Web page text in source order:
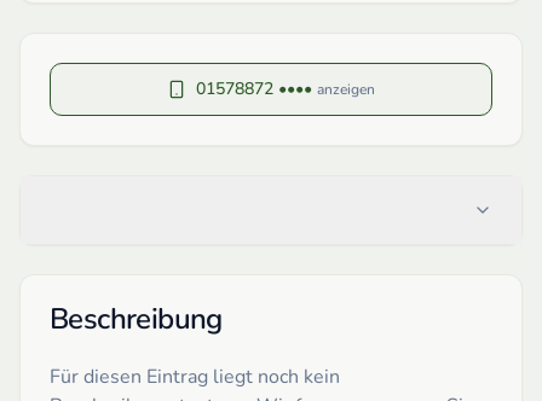
01578872 •••• anzeigen
Beschreibung
Für diesen Eintrag liegt noch kein